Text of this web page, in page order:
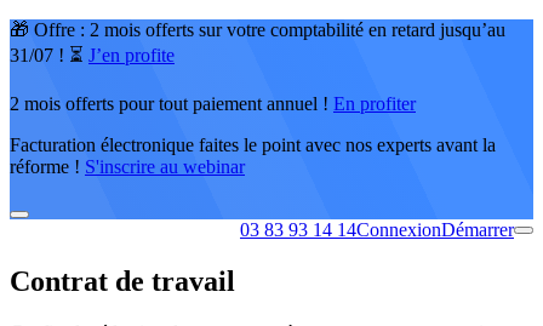
🎁 Offre : 2 mois offerts sur votre comptabilité en retard jusqu’au
31/07 ! ⏳ J’en profite
2 mois offerts pour tout paiement annuel ! En profiter
Facturation électronique faites le point avec nos experts avant la
réforme ! S'inscrire au webinar
03 83 93 14 14ConnexionDémarrer
Contrat de travail